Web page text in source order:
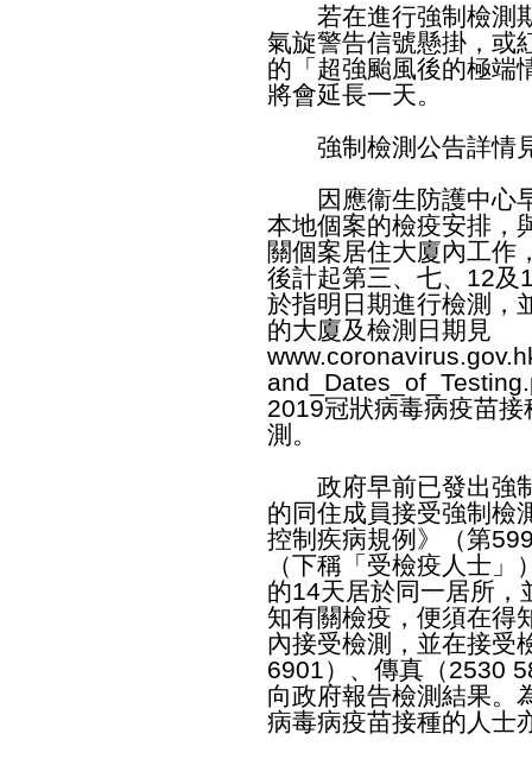
若在進行強制檢測期
氣旋警告信號懸掛，或
的「超強颱風後的極端
將會延長一天。
強制檢測公告詳情
因應衞生防護中心早
本地個案的檢疫安排，
關個案居住大廈內工作
後計起第三、七、12及
於指明日期進行檢測，
的大廈及檢測日期見
2019冠狀病毒病疫苗
測。
政府早前已發出強制
的同住成員接受強制檢
控制疾病規例》（第
（下稱「受檢疫人士
的14天居於同一居所，
知有關檢疫，便須在得
內接受檢測，並在接受
6901）、傳真（2530
向政府報告檢測結果。
病毒病疫苗接種的人士